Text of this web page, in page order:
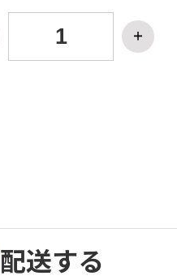
配送する